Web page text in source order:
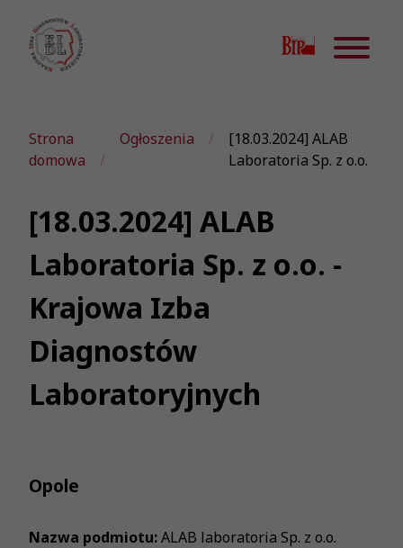
Strona
domowa
Ogłoszenia
[18.03.2024] ALAB
Laboratoria Sp. z o.o.
[18.03.2024] ALAB
Laboratoria Sp. z o.o. -
Krajowa Izba
Diagnostów
Laboratoryjnych
Opole
Nazwa podmiotu:ALAB laboratoria Sp. z o.o.